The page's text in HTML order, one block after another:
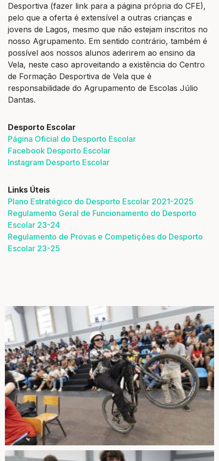
Desportiva (fazer link para a página própria do CFE),
pelo que a oferta é extensível a outras crianças e
jovens de Lagos, mesmo que não estejam inscritos no
nosso Agrupamento. Em sentido contrário, também é
possível aos nossos alunos aderirem ao ensino da
Vela, neste caso aproveitando a existência do Centro
de Formação Desportiva de Vela que é
responsabilidade do Agrupamento de Escolas Júlio
Dantas.
Desporto Escolar
Página Oficial do Desporto Escolar
Facebook Desporto Escolar
Instagram Desporto Escolar
Links Úteis
Plano Estratégico do Desporto Escolar 2021-2025
Regulamento Geral de Funcionamento do Desporto
Escolar 23-24
Regulamento de Provas e Competições do Desporto
Escolar 23-25